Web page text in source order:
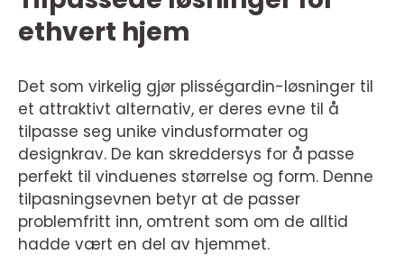
ethvert hjem
Det som virkelig gjør plisségardin-løsninger til
et attraktivt alternativ, er deres evne til å
tilpasse seg unike vindusformater og
designkrav. De kan skreddersys for å passe
perfekt til vinduenes størrelse og form. Denne
tilpasningsevnen betyr at de passer
problemfritt inn, omtrent som om de alltid
hadde vært en del av hjemmet.